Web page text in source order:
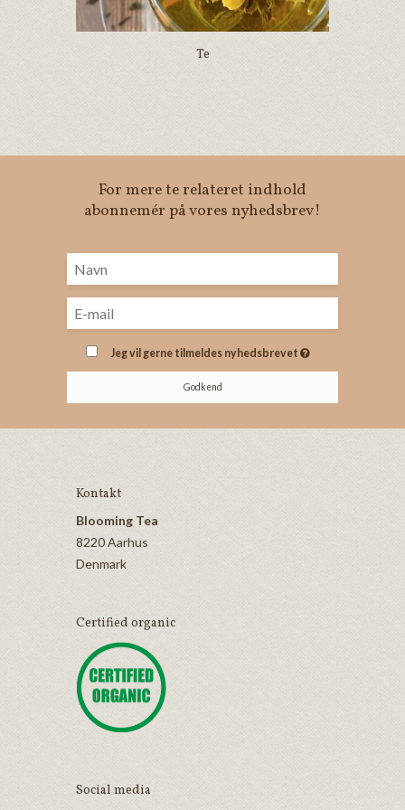
Te
For mere te relateret indhold
abonnemér på vores nyhedsbrev!
Jeg vil gerne tilmeldes nyhedsbrevet
Godkend
Kontakt
Blooming Tea
8220 Aarhus
Denmark
Certified organic
Social media